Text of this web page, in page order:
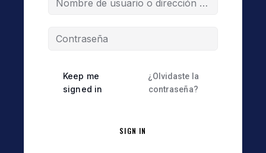
Keep me
signed in
¿Olvidaste la
contraseña?
SIGN IN